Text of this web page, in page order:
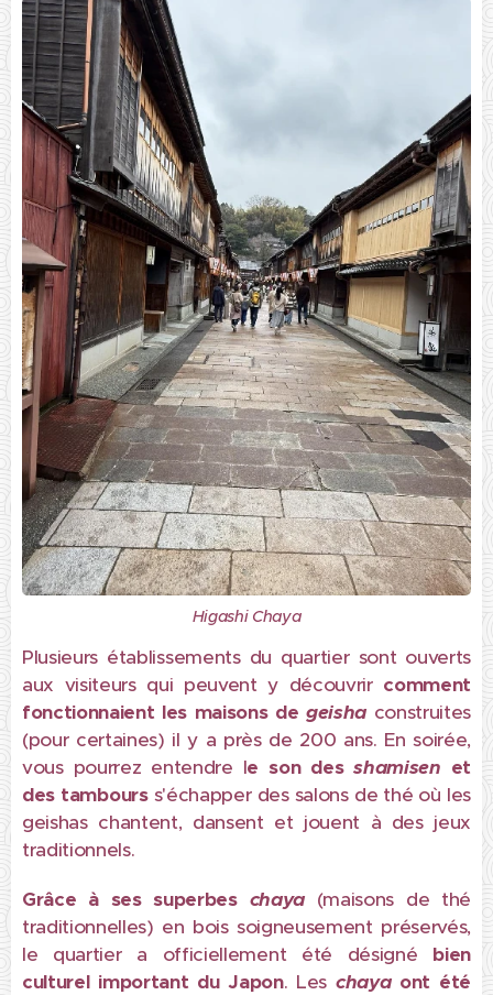
Higashi Chaya
Plusieurs établissements du quartier sont ouverts
aux visiteurs qui peuvent y découvrir comment
fonctionnaient les maisons de geisha construites
(pour certaines) il y a près de 200 ans. En soirée,
vous pourrez entendre le son desshamisen et
des tambourss'échapper des salons de thé où les
geishas chantent, dansent et jouent à des jeux
traditionnels.
Grâce à ses superbes chaya(maisons de thé
traditionnelles) en bois soigneusement préservés,
le quartier a officiellement été désigné bien
culturel important du Japon. Les chaya ont été